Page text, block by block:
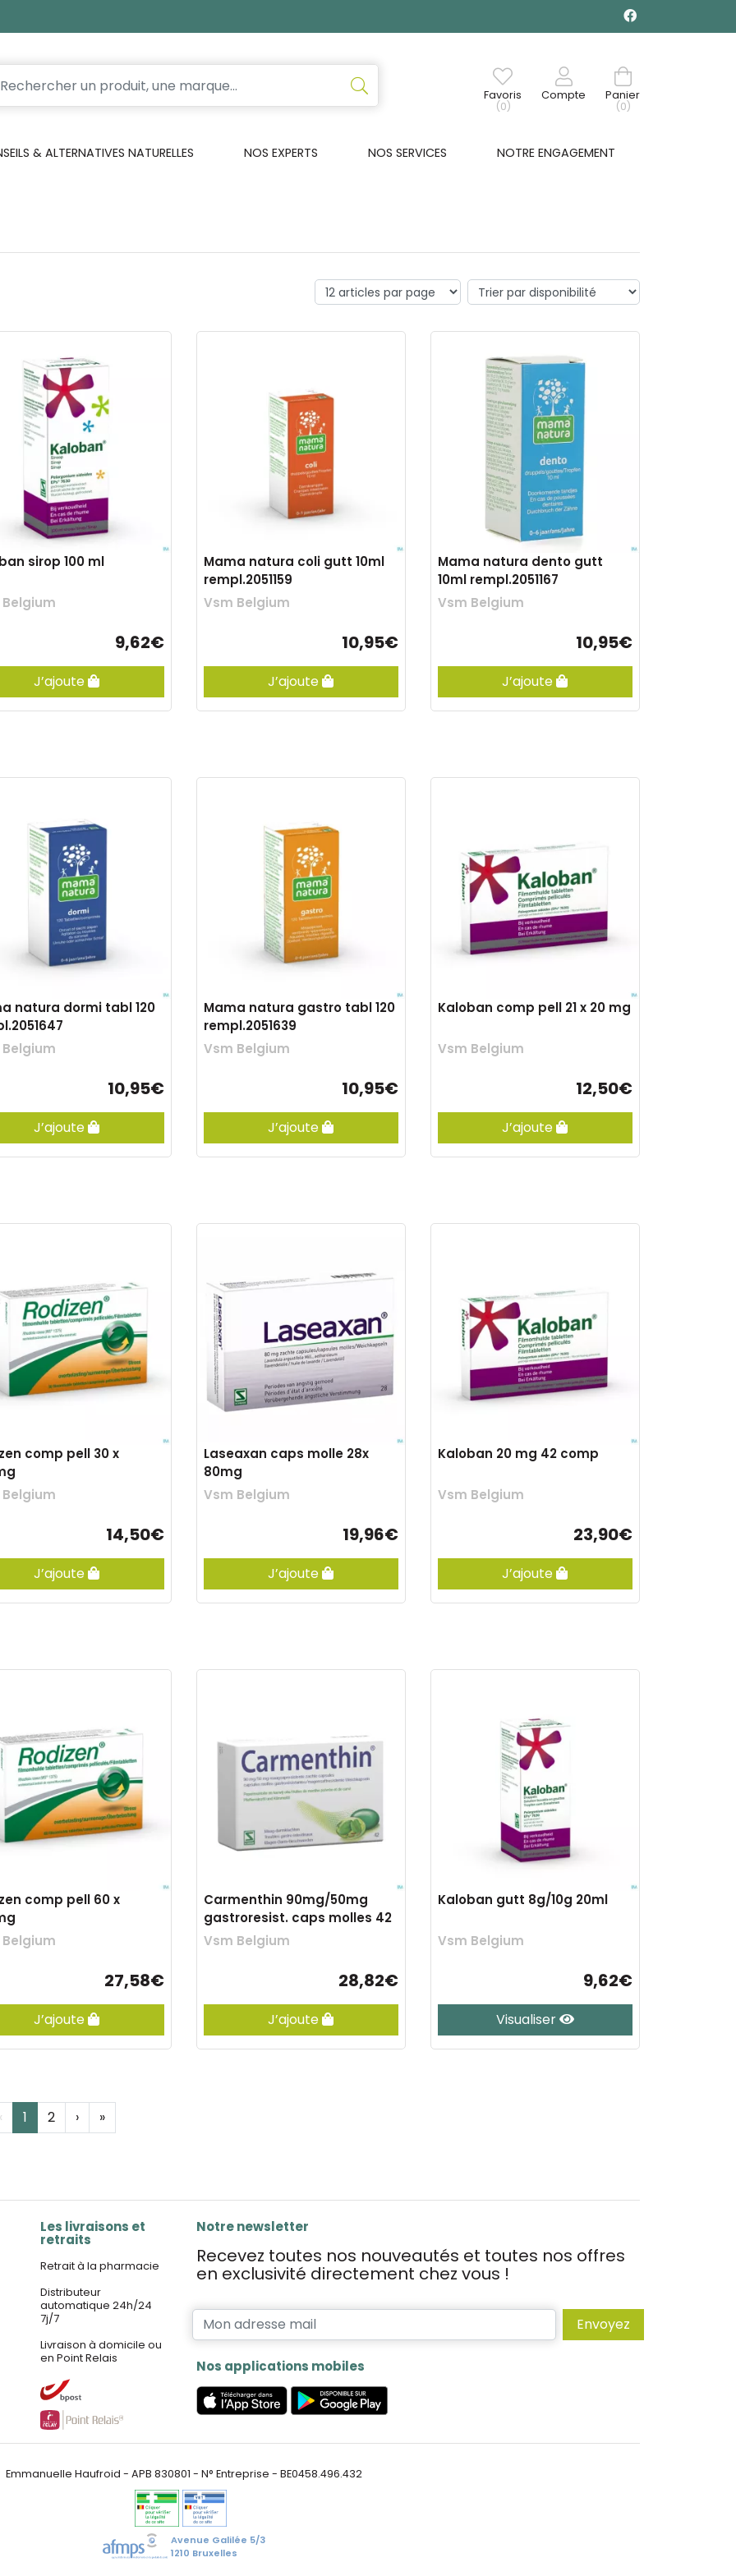
Favoris
(0)
Compte
Panier
(0)
& ALTERNATIVES NATURELLES NOS EXPERTS NOS SERVICES NOTRE ENGAGEMENT
sirop 100 ml
9,62€
J’ajoute
Mama natura coli gutt 10ml
rempl.2051159
Vsm Belgium
10,95€
J’ajoute
Mama natura dento gutt
10ml rempl.2051167
Vsm Belgium
10,95€
J’ajoute
natura dormi tabl 120
10,95€
J’ajoute
Mama natura gastro tabl 120
rempl.2051639
Vsm Belgium
10,95€
J’ajoute
Kaloban comp pell 21 x 20 mg
Vsm Belgium
12,50€
J’ajoute
comp pell 30 x
14,50€
J’ajoute
Laseaxan caps molle 28x
80mg
Vsm Belgium
19,96€
J’ajoute
Kaloban 20 mg 42 comp
Vsm Belgium
23,90€
J’ajoute
comp pell 60 x
27,58€
J’ajoute
Carmenthin 90mg/50mg
gastroresist. caps molles 42
Vsm Belgium
28,82€
J’ajoute
Kaloban gutt 8g/10g 20ml
Vsm Belgium
9,62€
Visualiser
‹ 1 2 › »
Les livraisons et
retraits
Retrait à la pharmacie
Distributeur
automatique 24h/24
7j/7
Livraison à domicile ou
en Point Relais
Notre newsletter
Recevez toutes nos nouveautés et toutes nos offres
en exclusivité directement chez vous !
Envoyez
Nos applications mobiles
Emmanuelle Haufroid - APB 830801 - N° Entreprise - BE0458.496.432
Avenue Galilée 5/3
1210 Bruxelles